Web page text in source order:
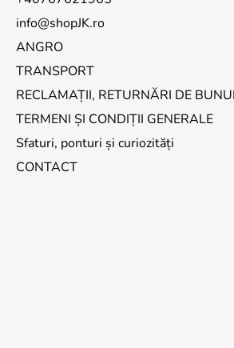
info@shopJK.ro
ANGRO
TRANSPORT
RECLAMAȚII, RETURNĂRI DE
TERMENI ȘI CONDIȚII GENERALE
Sfaturi, ponturi și curiozități
CONTACT